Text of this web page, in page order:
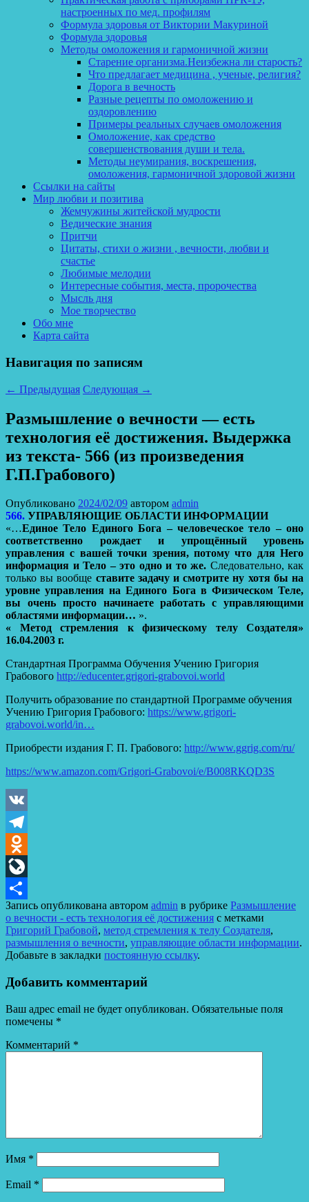
настроенных по мед. профилям
Формула здоровья от Виктории Макуриной
Формула здоровья
Методы омоложения и гармоничной жизни
Старение организма.Неизбежна ли старость?
Что предлагает медицина , ученые, религия?
Дорога в вечность
Разные рецепты по омоложению и
оздоровлению
Примеры реальных случаев омоложения
Омоложение, как средство
совершенствования души и тела.
Методы неумирания, воскрешения,
омоложения, гармоничной здоровой жизни
Ссылки на сайты
Мир любви и позитива
Жемчужины житейской мудрости
Ведические знания
Притчи
Цитаты, стихи о жизни , вечности, любви и
счастье
Любимые мелодии
Интересные события, места, пророчества
Мысль дня
Мое творчество
Обо мне
Карта сайта
Навигация по записям
← Предыдущая Следующая →
Размышление о вечности — есть
технология её достижения. Выдержка
из текста- 566 (из произведения
Г.П.Грабового)
Опубликовано 2024/02/09 автором admin
566. УПРАВЛЯЮЩИЕ ОБЛАСТИ ИНФОРМАЦИИ
«…Единое Тело Единого Бога – человеческое тело – оно
соответственно рождает и упрощённый уровень
управления с вашей точки зрения, потому что для Него
информация и Тело – это одно и то же. Следовательно, как
только вы вообще ставите задачу и смотрите ну хотя бы на
уровне управления на Единого Бога в Физическом Теле,
вы очень просто начинаете работать с управляющими
областями информации… ».
« Метод стремления к физическому телу Создателя»
16.04.2003 г.
Стандартная Программа Обучения Учению Григория
Грабового http://educenter.grigori-grabovoi.world
Получить образование по стандартной Программе обучения
Учению Григория Грабового: https://www.grigori-
grabovoi.world/in…
Приобрести издания Г. П. Грабового: http://www.ggrig.com/ru/
https://www.amazon.com/Grigori-Grabovoi/e/B008RKQD3S
VK
Telegram
Odnoklassniki
LiveJournal
Отправить
Запись опубликована автором admin в рубрике Размышление
о вечности - есть технология её достижения с метками
Григорий Грабовой, метод стремления к телу Создателя,
размышления о вечности, управляющие области информации.
Добавьте в закладки постоянную ссылку.
Добавить комментарий
Ваш адрес email не будет опубликован. Обязательные поля
помечены *
Комментарий *
Имя *
Email *